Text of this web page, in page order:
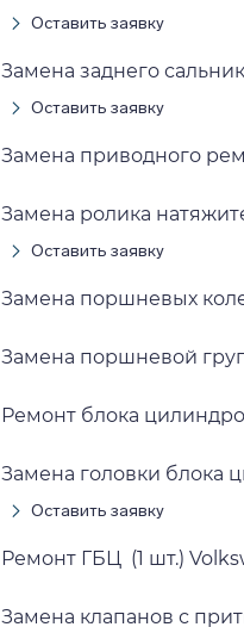
Оставить заявку
Замена заднего
Оставить заявку
Замена приводного
Замена ролика
Оставить заявку
Замена поршневых
Замена поршневой
Ремонт блока
Замена головки блока
Оставить заявку
Ремонт ГБЦ (1 шт.)
Замена клапанов с